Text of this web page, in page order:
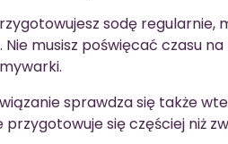
sodę regularnie,
Nie musisz poświęcać czasu
sprawdza się także
przygotowuje się częściej niż